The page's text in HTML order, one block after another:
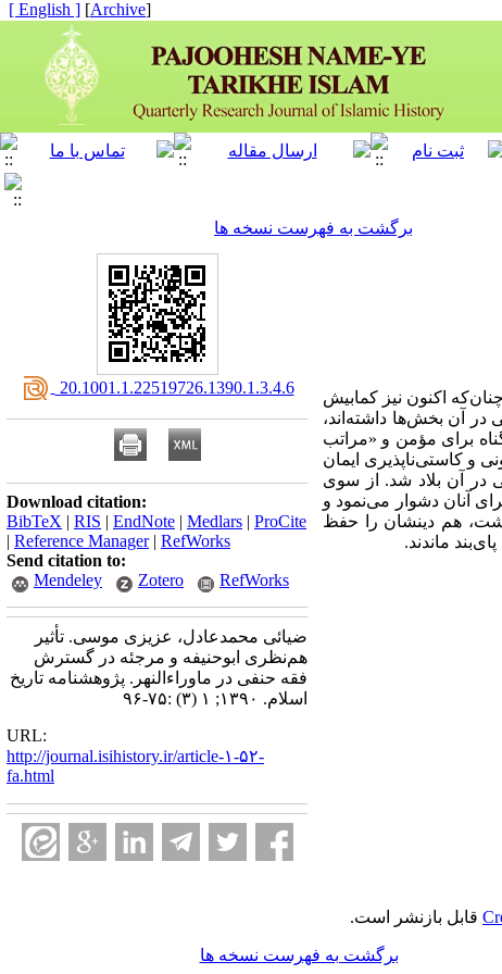
[
Archive
]
[ English ]
برگشت به فهرست نسخه ها
اکنون نیز کمابیش
در آن بخش‌ها داشته‌اند،
برای مؤمن و «مراتب
و کاستی‌ناپذیری ایمان
در آن بلاد شد. از سوی
آنان دشوار می‌نمود و
هم دینشان را حفظ
ماندند.
‎ 20.1001.1.22519726.1390.1.3.4.6
Download citation:
BibTeX | RIS | EndNote | Medlars | ProCite
| Reference Manager| RefWorks
Send citation to:
Mendeley
Zotero RefWorks
ضیائی محمدعادل، عزیزی موسی. تأثیر
هم‌نظری ابوحنیفه و مرجئه در گسترش
فقه حنفی در ماوراء‌النهر. پژوهشنامه تاریخ
اسلام. ۱۳۹۰; ۱ (۳) :۷۵-۹۶
URL:
http://journal.isihistory.ir/article-۱-۵۲-
fa.html
قابل بازنشر است.
برگشت به فهرست نسخه ها